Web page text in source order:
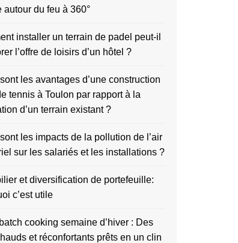
autour du feu à 360°
installer un terrain de padel peut-il
l’offre de loisirs d’un hôtel ?
les avantages d’une construction
tennis à Toulon par rapport à la
d’un terrain existant ?
les impacts de la pollution de l’air
sur les salariés et les installations ?
et diversification de portefeuille:
c’est utile
cooking semaine d’hiver : Des
et réconfortants prêts en un clin